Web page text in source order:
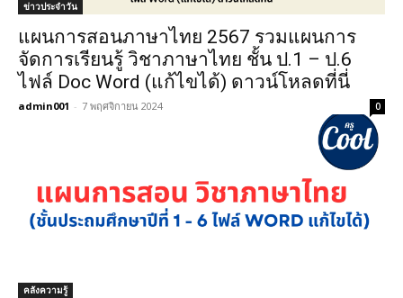
ข่าวประจำวัน
แผนการสอนภาษาไทย 2567 รวมแผนการ
จัดการเรียนรู้ วิชาภาษาไทย ชั้น ป.1 – ป.6
ไฟล์ Doc Word (แก้ไขได้) ดาวน์โหลดที่นี่
admin001 - 7 พฤศจิกายน 2024 0
คลังความรู้